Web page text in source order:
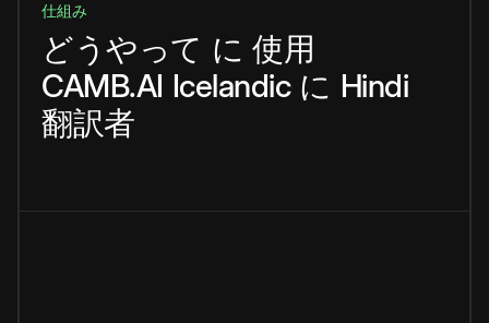
仕組み
どうやって に 使用
CAMB.AI Icelandic に Hindi
翻訳者